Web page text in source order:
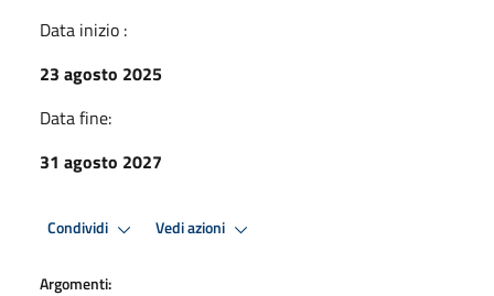
Data inizio :
23 agosto 2025
Data fine:
31 agosto 2027
Condividi Vedi azioni
Argomenti: